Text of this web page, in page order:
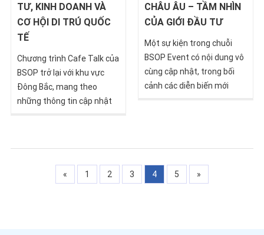
TƯ, KINH DOANH VÀ
CƠ HỘI DI TRÚ QUỐC
TẾ
Chương trình Cafe Talk của
BSOP trở lại với khu vực
Đông Bắc, mang theo
những thông tin cập nhật
CHÂU ÂU – TẦM NHÌN
CỦA GIỚI ĐẦU TƯ
Một sự kiện trong chuỗi
BSOP Event có nội dung vô
cùng cập nhật, trong bối
cảnh các diễn biến mới
« 1 2 3 4 5 »